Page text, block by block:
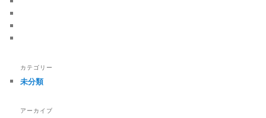
カテゴリー
未分類
アーカイブ